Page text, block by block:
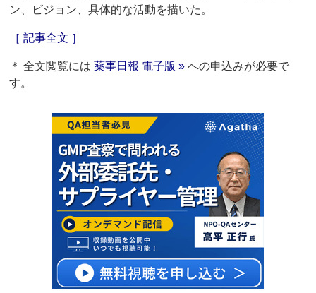
ン、ビジョン、具体的な活動を描いた。
［ 記事全文 ］
＊ 全文閲覧には薬事日報 電子版 » への申込みが必要で
す。